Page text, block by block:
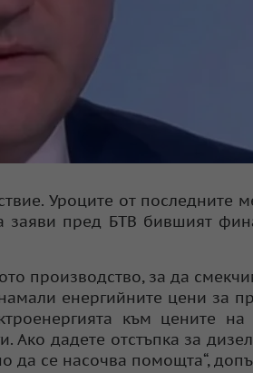
Уроците от последните
заяви пред БТВ бившият
производство, за да
енергийните цени за
към цените на
Ако дадете отстъпка за
да се насочва помощта“,